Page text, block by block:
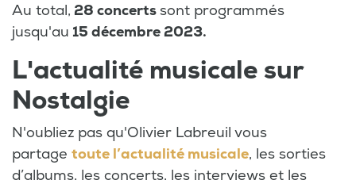
Au total, 28 concertssont programmés
jusqu'au 15 décembre 2023.
L'actualité musicale sur
Nostalgie
N'oubliez pas qu'Olivier Labreuil vous
partage toute l’actualité musicale, les sorties
d’albums, les concerts, les interviews et les